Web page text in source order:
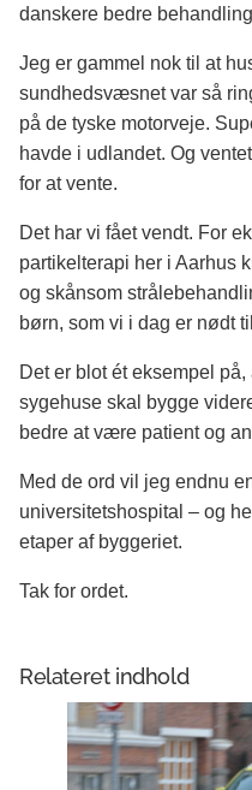
danskere bedre
Jeg er gammel nok til at
sundhedsvæsnet var så
på de tyske motorveje.
havde i udlandet. Og
for at vente.
Det har vi fået vendt. For
partikelterapi her i Aarhus
og skånsom
børn, som vi i dag er nødt
Det er blot ét eksempel
sygehuse skal bygge
bedre at være patient og
Med de ord vil jeg endnu
universitetshospital – og
etaper af byggeriet.
Tak for ordet.
Relateret indhold